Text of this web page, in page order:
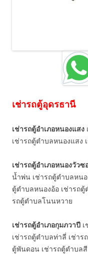
เช่ารถตู้อุดรธานี
เช่ารถตู้อำเภอหนองแสง
เช่ารถตู้ตำบลหนองแสง
เช่ารถตู้อำเภอหนองวัวซ
น้ำพ่น เช่ารถตู้ตำบลหน
ตู้ตำบลหนองอ้อ เช่ารถ
รถตู้ตำบลโนนหวาย
เช่ารถตู้อำเภอกุมภวาปี
เช่ารถตู้ตำบลท่าลี่ เช่าร
ตู้พันดอน เช่ารถตู้ตำบล